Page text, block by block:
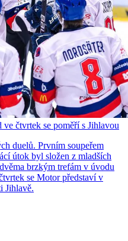
čtvrtek se poměří s Jihlavou
duelů. Prvním soupeřem
útok byl složen z mladších
brzkým trefám v úvodu
se Motor představí v
Jihlavě.